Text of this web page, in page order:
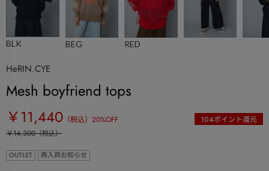
BLK BEG RED
HeRIN.CYE
Mesh boyfriend tops
￥11,440 （税込） 20%OFF 104ポイント還元
￥14,300（税込）
OUTLET 再入荷お知らせ